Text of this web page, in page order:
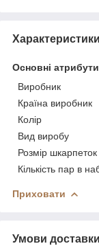
Характеристики
Основні атрибути
Виробник
Країна виробник
Колір
Вид виробу
Розмір шкарпеток
Кількість пар в
Приховати
Умови доставки